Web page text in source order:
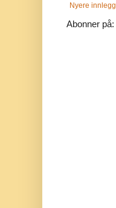
Nyere innlegg
Abonner på: